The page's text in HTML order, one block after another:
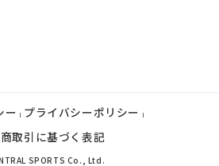
ー | プライバシーポリシー |
取引に基づく表記
SPORTS Co., Ltd.